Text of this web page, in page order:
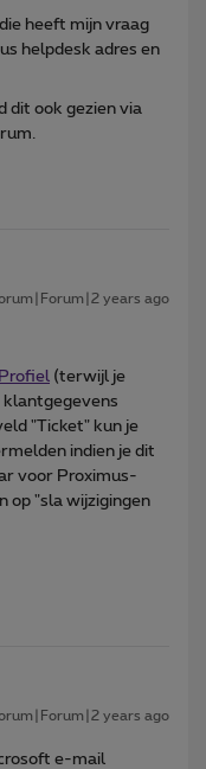
heeft mijn vraag
helpdesk adres en
dit ook gezien via
years ago
(terwijl je
klantgegevens
"Ticket" kun je
indien je dit
voor Proximus-
op "sla wijzigingen
years ago
e-mail